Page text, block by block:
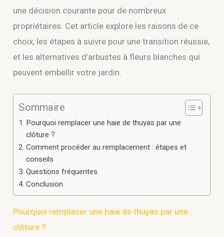
une décision courante pour de nombreux
propriétaires. Cet article explore les raisons de ce
choix, les étapes à suivre pour une transition réussie,
et les alternatives d’arbustes à fleurs blanches qui
peuvent embellir votre jardin.
Sommaire
Pourquoi remplacer une haie de thuyas par une
clôture ?
Comment procéder au remplacement : étapes et
conseils
Questions fréquentes
Conclusion
Pourquoi remplacer une haie de thuyas par une
clôture ?